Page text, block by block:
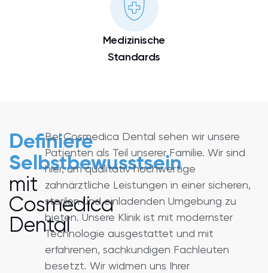
Medizinische
Standards
Definiere
Selbstbewusstsein
mit
Cosmedica
Dental
Bei Cosmedica Dental sehen wir unsere
Patienten als Teil unserer Familie. Wir sind
hier, um qualitativ hochwertige
zahnärztliche Leistungen in einer sicheren,
sterilen und einladenden Umgebung zu
bieten. Unsere Klinik ist mit modernster
Technologie ausgestattet und mit
erfahrenen, sachkundigen Fachleuten
besetzt. Wir widmen uns Ihrer